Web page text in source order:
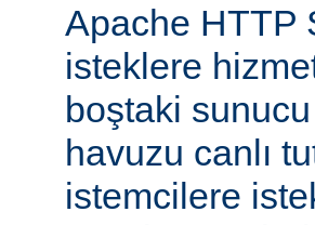
Apache HTTP
isteklere
boştaki
havuzu canlı
istemcilere